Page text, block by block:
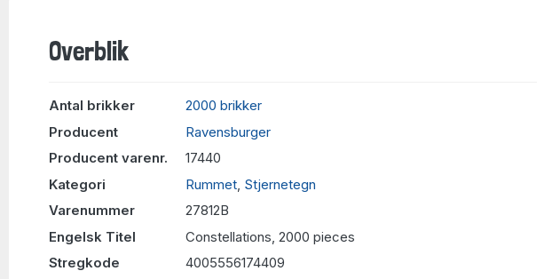
Overblik
Antal brikker
2000 brikker
Producent
Ravensburger
Producent varenr.
17440
Kategori
Rummet Stjernetegn
Varenummer
27812B
Engelsk Titel
Constellations, 2000 pieces
Stregkode
4005556174409